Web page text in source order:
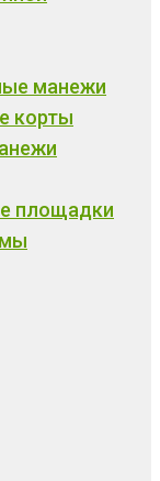
манежи
корты
площадки